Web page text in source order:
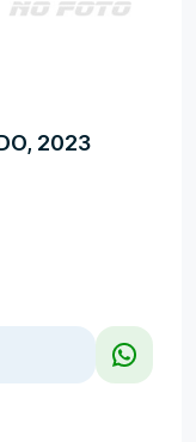
2023